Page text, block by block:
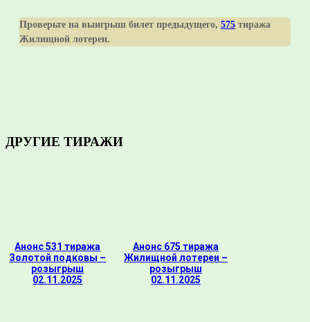
Проверьте на выигрыш билет предыдущего, 575 тиража
Жилищной лотереи.
ДРУГИЕ ТИРАЖИ
Анонс 531 тиража
Золотой подковы –
розыгрыш
02.11.2025
Анонс 675 тиража
Жилищной лотереи –
розыгрыш
02.11.2025